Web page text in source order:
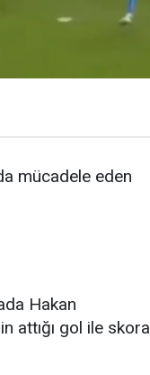
mücadele eden
Hakan
attığı gol ile skora